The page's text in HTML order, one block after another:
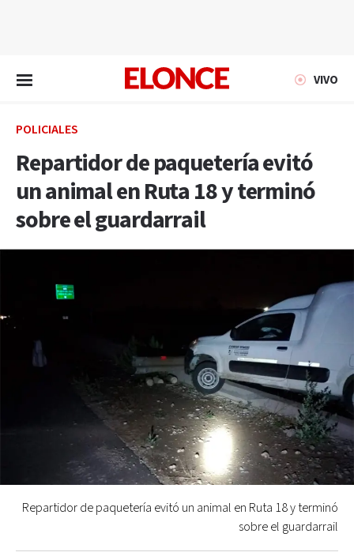
VIVO
POLICIALES
Repartidor de paquetería evitó
un animal en Ruta 18 y terminó
sobre el guardarrail
Repartidor de paquetería evitó un animal en Ruta 18 y terminó
sobre el guardarrail